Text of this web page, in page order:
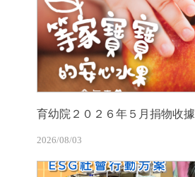
育幼院２０２６年５月捐物收據
2026/08/03